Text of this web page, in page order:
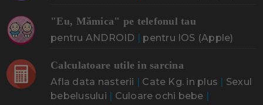
"Eu, Mămica" pe telefonul tau
pentru ANDROID | pentru IOS (Apple)
Calculatoare utile in sarcina
Afla data nasterii | Cate Kg. in plus | Sexul
bebelusului | Culoare ochi bebe |